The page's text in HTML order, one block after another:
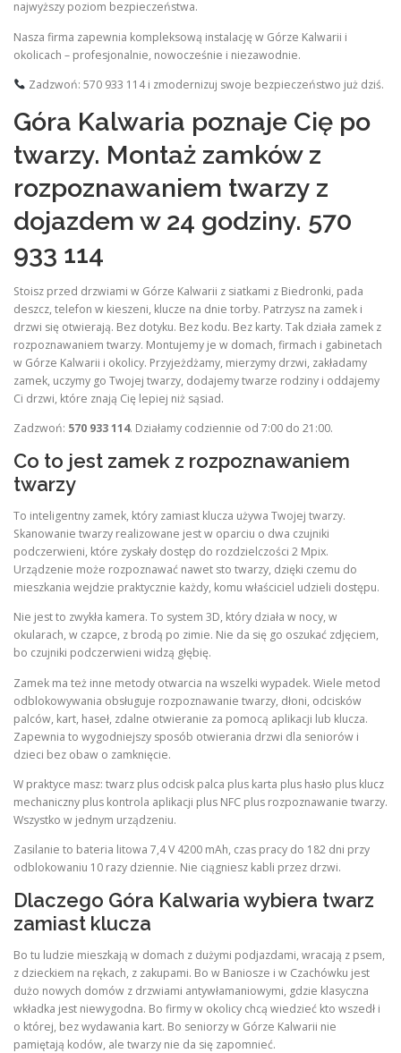
najwyższy poziom bezpieczeństwa.
Nasza firma zapewnia kompleksową instalację w Górze Kalwarii i
okolicach – profesjonalnie, nowocześnie i niezawodnie.
Zadzwoń: 570 933 114 i zmodernizuj swoje bezpieczeństwo już dziś.
Góra Kalwaria poznaje Cię po
twarzy. Montaż zamków z
rozpoznawaniem twarzy z
dojazdem w 24 godziny. 570
933 114
Stoisz przed drzwiami w Górze Kalwarii z siatkami z Biedronki, pada
deszcz, telefon w kieszeni, klucze na dnie torby. Patrzysz na zamek i
drzwi się otwierają. Bez dotyku. Bez kodu. Bez karty. Tak działa zamek z
rozpoznawaniem twarzy. Montujemy je w domach, firmach i gabinetach
w Górze Kalwarii i okolicy. Przyjeżdżamy, mierzymy drzwi, zakładamy
zamek, uczymy go Twojej twarzy, dodajemy twarze rodziny i oddajemy
Ci drzwi, które znają Cię lepiej niż sąsiad.
Zadzwoń: 570 933 114. Działamy codziennie od 7:00 do 21:00.
Co to jest zamek z rozpoznawaniem
twarzy
To inteligentny zamek, który zamiast klucza używa Twojej twarzy.
Skanowanie twarzy realizowane jest w oparciu o dwa czujniki
podczerwieni, które zyskały dostęp do rozdzielczości 2 Mpix.
Urządzenie może rozpoznawać nawet sto twarzy, dzięki czemu do
mieszkania wejdzie praktycznie każdy, komu właściciel udzieli dostępu.
Nie jest to zwykła kamera. To system 3D, który działa w nocy, w
okularach, w czapce, z brodą po zimie. Nie da się go oszukać zdjęciem,
bo czujniki podczerwieni widzą głębię.
Zamek ma też inne metody otwarcia na wszelki wypadek. Wiele metod
odblokowywania obsługuje rozpoznawanie twarzy, dłoni, odcisków
palców, kart, haseł, zdalne otwieranie za pomocą aplikacji lub klucza.
Zapewnia to wygodniejszy sposób otwierania drzwi dla seniorów i
dzieci bez obaw o zamknięcie.
W praktyce masz: twarz plus odcisk palca plus karta plus hasło plus klucz
mechaniczny plus kontrola aplikacji plus NFC plus rozpoznawanie twarzy.
Wszystko w jednym urządzeniu.
Zasilanie to bateria litowa 7,4 V 4200 mAh, czas pracy do 182 dni przy
odblokowaniu 10 razy dziennie. Nie ciągniesz kabli przez drzwi.
Dlaczego Góra Kalwaria wybiera twarz
zamiast klucza
Bo tu ludzie mieszkają w domach z dużymi podjazdami, wracają z psem,
z dzieckiem na rękach, z zakupami. Bo w Baniosze i w Czachówku jest
dużo nowych domów z drzwiami antywłamaniowymi, gdzie klasyczna
wkładka jest niewygodna. Bo firmy w okolicy chcą wiedzieć kto wszedł i
o której, bez wydawania kart. Bo seniorzy w Górze Kalwarii nie
pamiętają kodów, ale twarzy nie da się zapomnieć.